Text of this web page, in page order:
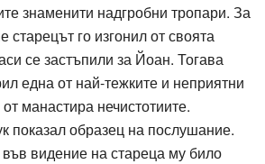
знаменити надгробни тропари. За
го изгонил от своята
се застъпили за Йоан. Тогава
една от най-тежките и неприятни
манастира нечистотиите.
показал образец на послушание.
видение на стареца му било